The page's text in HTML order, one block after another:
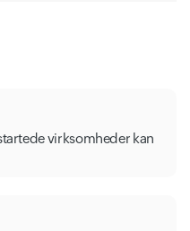
virksomheder kan